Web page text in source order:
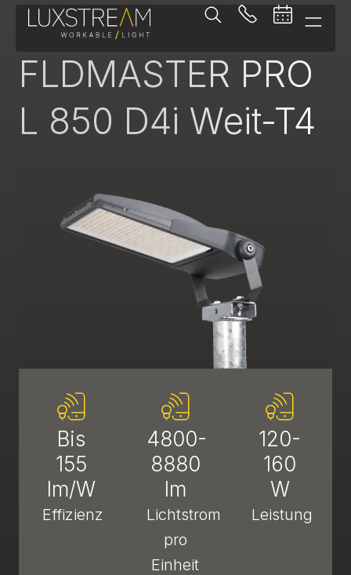
FLDMASTER PRO
L 850 D4i Weit-T4
Bis
155
lm/W
Effizienz
4800-
8880
lm
Lichtstrom
pro
Einheit
120-
160
W
Leistung